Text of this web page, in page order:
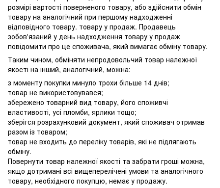
розмірі вартості поверненого товару, або здійснити обмін
товару на аналогічний при першому надходженні
відповідного товару. товару у продаж. Продавець
зобов'язаний у день надходження товару у продаж
повідомити про це споживача, який вимагає обміну товару.
Таким чином, обміняти непродовольчий товар належної
якості на інший, аналогічний, можна:
з моменту покупки минуло трохи більше 14 днів;
товар не використовувався;
збережено товарний вид товару, його споживчі
властивості, усі пломби, ярлики тощо;
зберігся розрахунковий документ, який споживач отримав
разом із товаром;
товар не входить до переліку товарів, які не підлягають
обміну.
Повернути товар належної якості та забрати гроші можна,
якщо дотримані всі вищеперелічені умови та аналогічного
товару, необхідного покупцю, немає у продажу.